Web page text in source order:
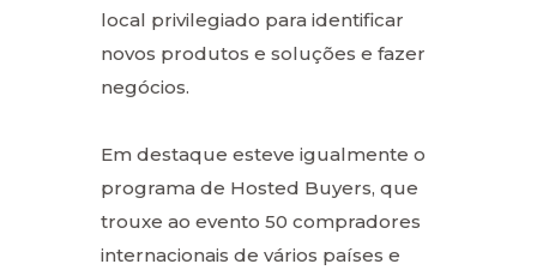
local privilegiado para identificar
novos produtos e soluções e fazer
negócios.
Em destaque esteve igualmente o
programa de Hosted Buyers, que
trouxe ao evento 50 compradores
internacionais de vários países e